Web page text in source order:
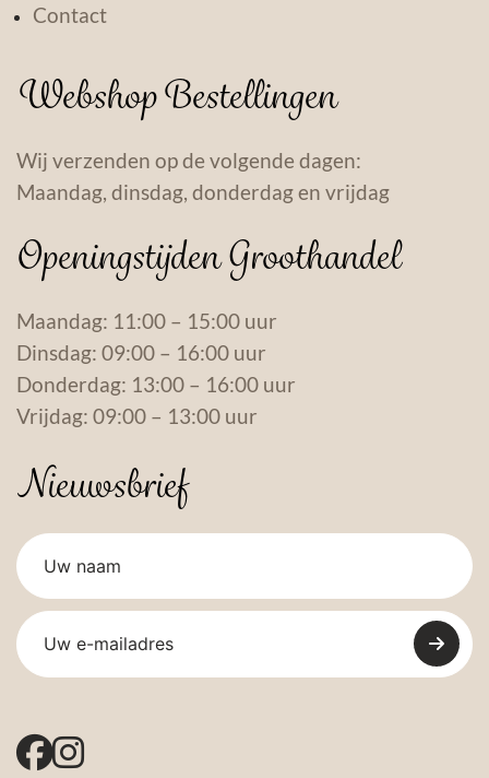
Contact
Webshop Bestellingen
Wij verzenden op de volgende dagen:
Maandag, dinsdag, donderdag en vrijdag
Openingstijden Groothandel
Maandag: 11:00 – 15:00 uur
Dinsdag: 09:00 – 16:00 uur
Donderdag: 13:00 – 16:00 uur
Vrijdag: 09:00 – 13:00 uur
Nieuwsbrief